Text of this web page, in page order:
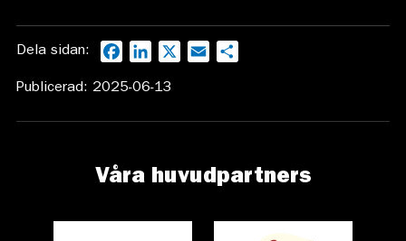
Dela sidan: FacebookLinkedIn Email
Publicerad: 2025-06-13
Våra huvudpartners